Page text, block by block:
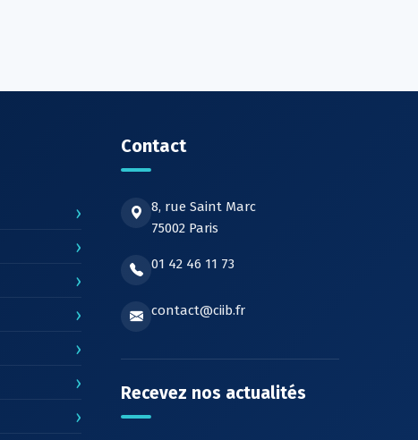
›
›
›
›
›
›
›
Contact
8, rue Saint Marc
75002 Paris
01 42 46 11 73
contact@ciib.fr
Recevez nos actualités